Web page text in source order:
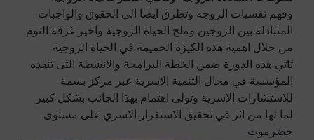
وفهم نفسيات الزوجه وتطرق ايضا الى الحقوق والواجبات
المتبادلة بين الزوجين وملح الحياة الزوجية واخير غرفة النوم
من خلال اهمية هذه الكيزة الحميمة في الحياة الزوجية
تاتي هذه الدورة ضمن الخطة البرامجة والانشطة التى تنفذه
المؤسسة في مجال التنمية الاسرية عبر مركز بسمة
للاستشارات الاسرية وتولى اهتمام بهذا الجانب بشكل كبير
لما لها من اثر في تحقيق الاستقرار الاسري على مستوى
حضرموت